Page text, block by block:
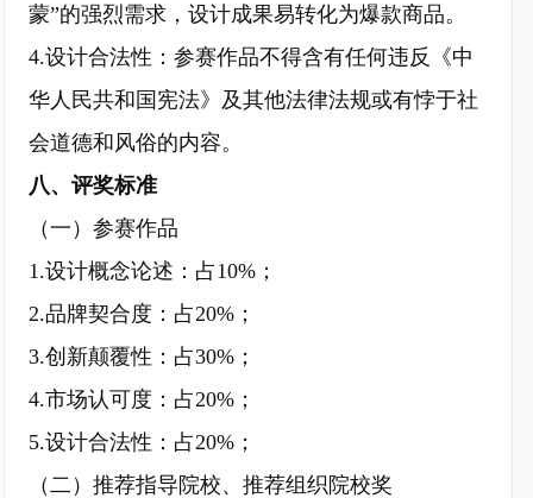
蒙”的强烈需求，设计成果易转化为爆款商品。
4.设计合法性：参赛作品不得含有任何违反《中
华人民共和国宪法》及其他法律法规或有悖于社
会道德和风俗的内容。
八、评奖标准
（一）参赛作品
1.设计概念论述：占10%；
2.品牌契合度：占20%；
3.创新颠覆性：占30%；
4.市场认可度：占20%；
5.设计合法性：占20%；
（二）推荐指导院校、推荐组织院校奖